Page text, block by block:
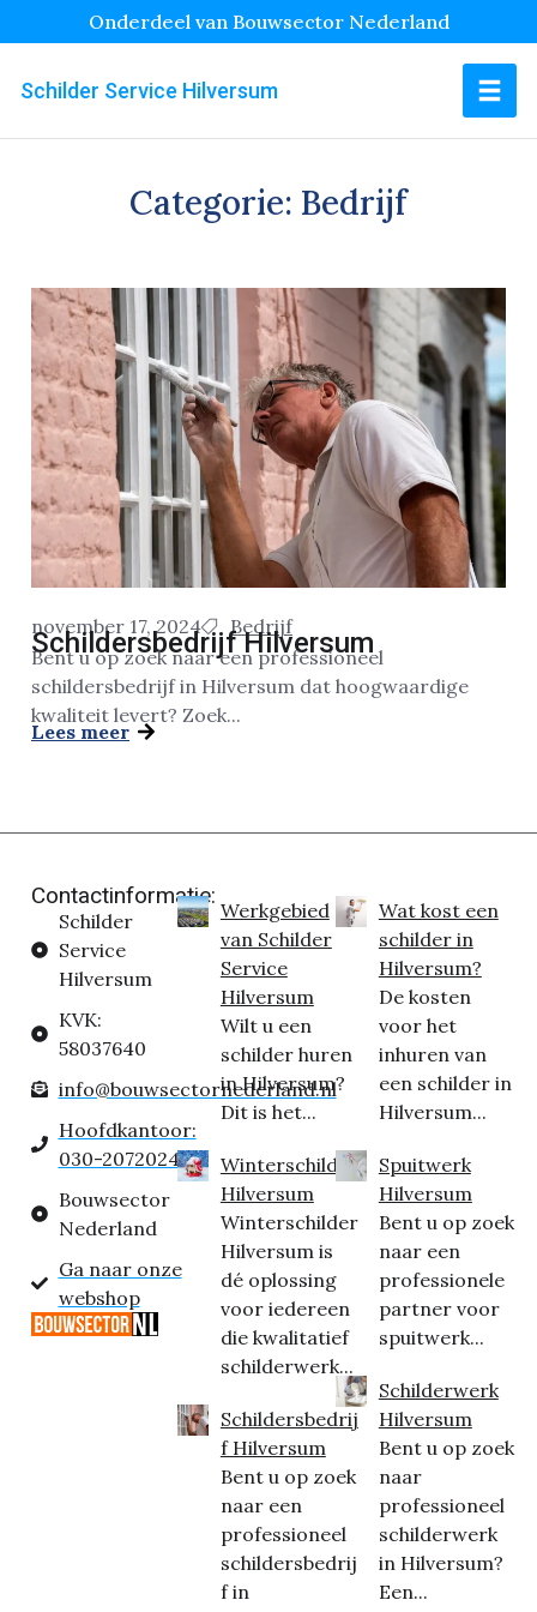
Onderdeel van Bouwsector Nederland
Schilder Service Hilversum
Categorie: Bedrijf
november 17, 2024 Bedrijf
Schildersbedrijf Hilversum
Bent u op zoek naar een professioneel
schildersbedrijf in Hilversum dat hoogwaardige
kwaliteit levert? Zoek...
Lees meer
Contactinformatie:
Schilder
Service
Hilversum
KVK:
58037640
info@bouwsectornederland.nl
Hoofdkantoor:
030-2072024
Bouwsector
Nederland
Ga naar onze
webshop
Werkgebied
van Schilder
Service
Hilversum
Wilt u een
schilder huren
in Hilversum?
Dit is het...
Winterschilder
Hilversum
Winterschilder
Hilversum is
dé oplossing
voor iedereen
die kwalitatief
schilderwerk...
Schildersbedrij
f Hilversum
Bent u op zoek
naar een
professioneel
schildersbedrij
f in
Wat kost een
schilder in
Hilversum?
De kosten
voor het
inhuren van
een schilder in
Hilversum...
Spuitwerk
Hilversum
Bent u op zoek
naar een
professionele
partner voor
spuitwerk...
Schilderwerk
Hilversum
Bent u op zoek
naar
professioneel
schilderwerk
in Hilversum?
Een...